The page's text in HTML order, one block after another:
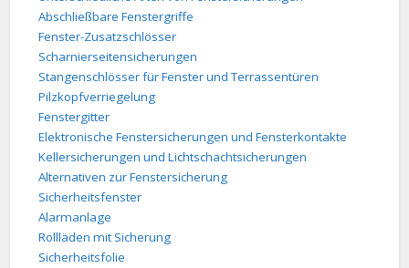
Abschließbare Fenstergriffe
Fenster-Zusatzschlösser
Scharnierseitensicherungen
Stangenschlösser für Fenster und Terrassentüren
Pilzkopfverriegelung
Fenstergitter
Elektronische Fenstersicherungen und Fensterkontakte
Kellersicherungen und Lichtschachtsicherungen
Alternativen zur Fenstersicherung
Sicherheitsfenster
Alarmanlage
Rollläden mit Sicherung
Sicherheitsfolie